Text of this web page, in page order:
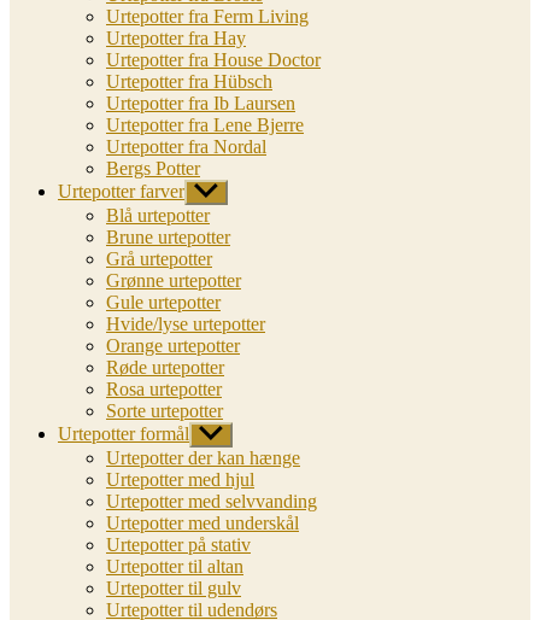
Urtepotter fra Ferm Living
Urtepotter fra Hay
Urtepotter fra House Doctor
Urtepotter fra Hübsch
Urtepotter fra Ib Laursen
Urtepotter fra Lene Bjerre
Urtepotter fra Nordal
Bergs Potter
Urtepotter farver Vis
undermenu
Blå urtepotter
Brune urtepotter
Grå urtepotter
Grønne urtepotter
Gule urtepotter
Hvide/lyse urtepotter
Orange urtepotter
Røde urtepotter
Rosa urtepotter
Sorte urtepotter
Urtepotter formål Vis
undermenu
Urtepotter der kan hænge
Urtepotter med hjul
Urtepotter med selvvanding
Urtepotter med underskål
Urtepotter på stativ
Urtepotter til altan
Urtepotter til gulv
Urtepotter til udendørs